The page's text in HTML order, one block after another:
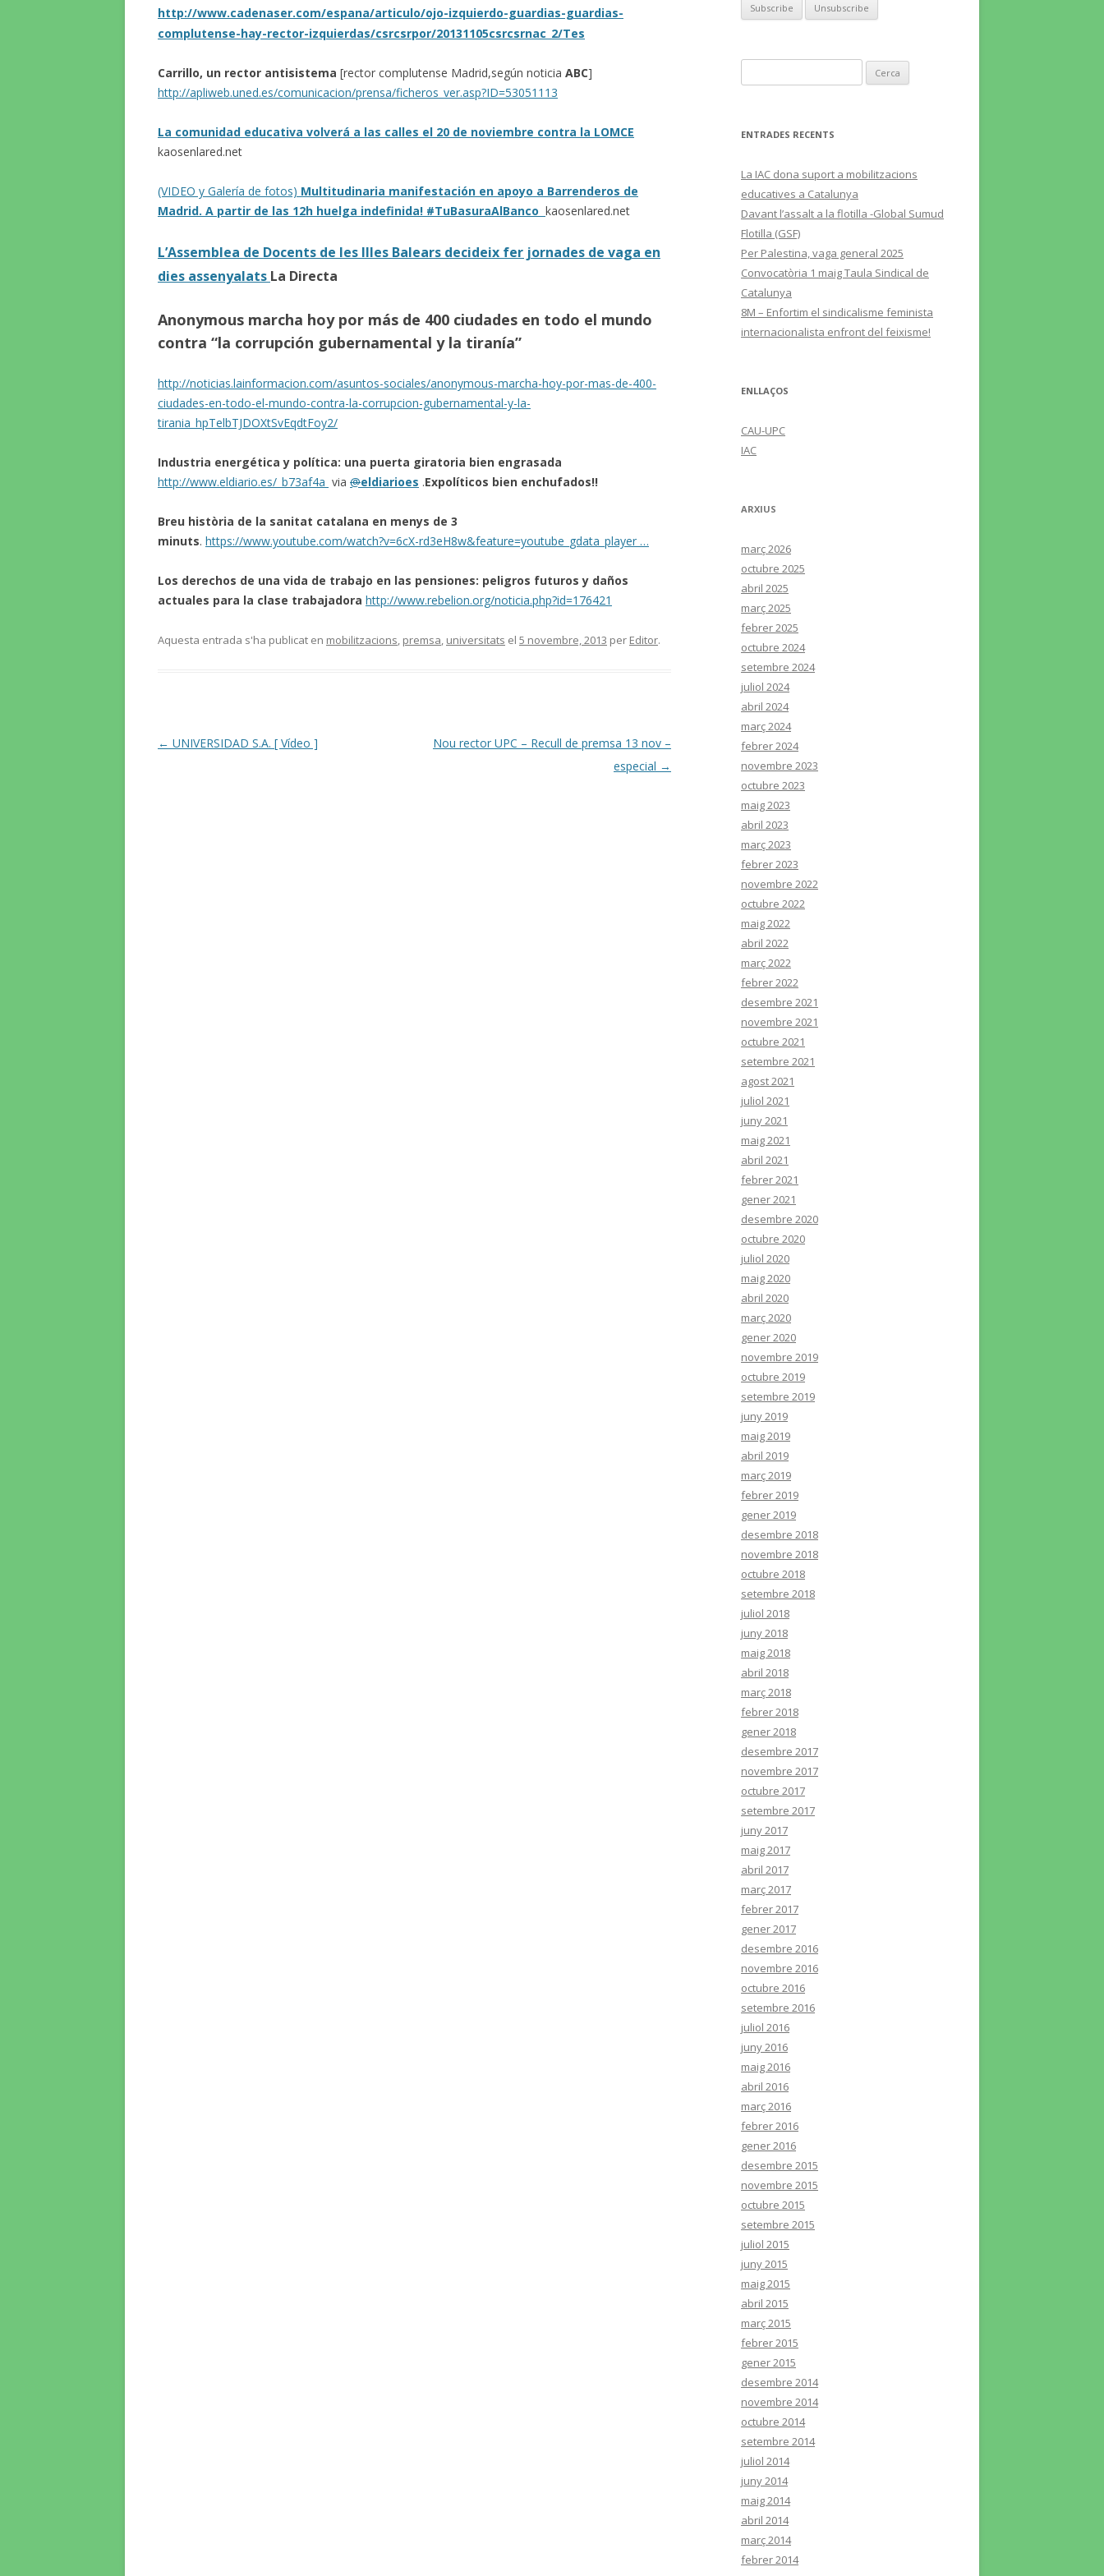
NI ACORD DE VESTUARI NI CAP
ACORD PEL PASL!
VESTUARI. ACCIÓ-REACCIÓ?
AVALUACIÓ DELS RISCOS
PSICOSOCIALS.
GERENT PROPOSAT I COMISSIÓ
4/11/2019 SITUACIÓ
INFOCAU 15 MAIG 2019
http://www.cadenaser.com/espana/articulo/ojo-izquierdo-guardias-guardias-
complutense-hay-rector-izquierdas/csrcsrpor/20131105csrcsrnac_2/Tes
Carrillo, un rector antisistema [rector complutense Madrid,según noticia ABC]
http://apliweb.uned.es/comunicacion/prensa/ficheros_ver.asp?ID=53051113
La comunidad educativa volverá a las calles el 20 de noviembre contra la LOMCE
kaosenlared.net
(VIDEO y Galería de fotos) Multitudinaria manifestación en apoyo a Barrenderos de
Madrid. A partir de las 12h huelga indefinida! #TuBasuraAlBanco kaosenlared.net
L’Assemblea de Docents de les Illes Balears decideix fer jornades de vaga en
dies assenyalats La Directa
Anonymous marcha hoy por más de 400 ciudades en todo el mundo
contra “la corrupción gubernamental y la tiranía”
http://noticias.lainformacion.com/asuntos-sociales/anonymous-marcha-hoy-por-mas-de-400-
ciudades-en-todo-el-mundo-contra-la-corrupcion-gubernamental-y-la-
tirania_hpTelbTJDOXtSvEqdtFoy2/
Industria energética y política: una puerta giratoria bien engrasada
http://www.eldiario.es/_b73af4a via @eldiarioes .Expolíticos bien enchufados!!
Breu història de la sanitat catalana en menys de 3
minuts. https://www.youtube.com/watch?v=6cX-rd3eH8w&feature=youtube_gdata_player …
Los derechos de una vida de trabajo en las pensiones: peligros futuros y daños
actuales para la clase trabajadora http://www.rebelion.org/noticia.php?id=176421
Aquesta entrada s'ha publicat en mobilitzacions, premsa, universitats el 5 novembre, 2013 per Editor.
Navegació
← UNIVERSIDAD S.A. [ Vídeo ]
Nou rector UPC – Recull de premsa 13 nov –
especial →
ENTRADES RECENTS
La IAC dona suport a mobilitzacions
educatives a Catalunya
Davant l’assalt a la flotilla -Global Sumud
Flotilla (GSF)
Per Palestina, vaga general 2025
Convocatòria 1 maig Taula Sindical de
Catalunya
8M – Enfortim el sindicalisme feminista
internacionalista enfront del feixisme!
ENLLAÇOS
CAU-UPC
IAC
ARXIUS
març 2026
octubre 2025
abril 2025
març 2025
febrer 2025
octubre 2024
setembre 2024
juliol 2024
abril 2024
març 2024
febrer 2024
novembre 2023
octubre 2023
maig 2023
abril 2023
març 2023
febrer 2023
novembre 2022
octubre 2022
maig 2022
abril 2022
març 2022
febrer 2022
desembre 2021
novembre 2021
octubre 2021
setembre 2021
agost 2021
juliol 2021
juny 2021
maig 2021
abril 2021
febrer 2021
gener 2021
desembre 2020
octubre 2020
juliol 2020
maig 2020
abril 2020
març 2020
gener 2020
novembre 2019
octubre 2019
setembre 2019
juny 2019
maig 2019
abril 2019
març 2019
febrer 2019
gener 2019
desembre 2018
novembre 2018
octubre 2018
setembre 2018
juliol 2018
juny 2018
maig 2018
abril 2018
març 2018
febrer 2018
gener 2018
desembre 2017
novembre 2017
octubre 2017
setembre 2017
juny 2017
maig 2017
abril 2017
març 2017
febrer 2017
gener 2017
desembre 2016
novembre 2016
octubre 2016
setembre 2016
juliol 2016
juny 2016
maig 2016
abril 2016
març 2016
febrer 2016
gener 2016
desembre 2015
novembre 2015
octubre 2015
setembre 2015
juliol 2015
juny 2015
maig 2015
abril 2015
març 2015
febrer 2015
gener 2015
desembre 2014
novembre 2014
octubre 2014
setembre 2014
juliol 2014
juny 2014
maig 2014
abril 2014
març 2014
febrer 2014